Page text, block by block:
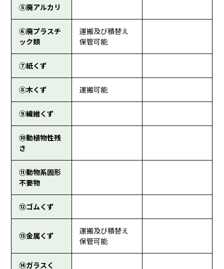
⑤廃アルカリ
⑥廃プラスチ
ック類
運搬及び積替え
保管可能
⑦紙くず
⑧木くず 運搬可能
⑨繊維くず
⑩動植物性残
さ
⑪動物系固形
不要物
⑫ゴムくず
⑬金属くず
運搬及び積替え
保管可能
⑭ガラスく